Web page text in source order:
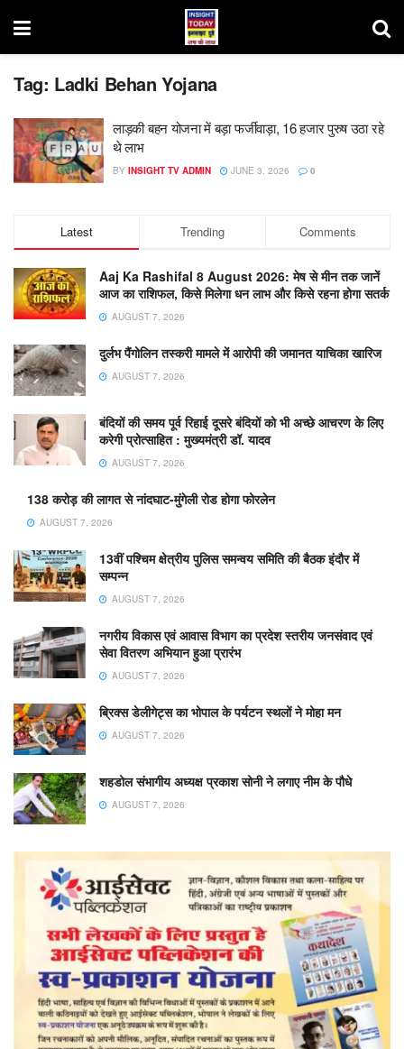
Tag: Ladki Behan Yojana
लाड़की बहन योजना में बड़ा फर्जीवाड़ा, 16 हजार पुरुष उठा रहे
थे लाभ
BY INSIGHT TV ADMIN JUNE 3, 2026 0
Latest Trending Comments
Aaj Ka Rashifal 8 August 2026: मेष से मीन तक जानें
आज का राशिफल, किसे मिलेगा धन लाभ और किसे रहना होगा सतर्क
AUGUST 7, 2026
दुर्लभ पैंगोलिन तस्करी मामले में आरोपी की जमानत याचिका खारिज
AUGUST 7, 2026
बंदियों की समय पूर्व रिहाई दूसरे बंदियों को भी अच्छे आचरण के लिए
करेगी प्रोत्साहित : मुख्यमंत्री डॉ. यादव
AUGUST 7, 2026
138 करोड़ की लागत से नांदघाट-मुंगेली रोड होगा फोरलेन
AUGUST 7, 2026
13वीं पश्चिम क्षेत्रीय पुलिस समन्वय समिति की बैठक इंदौर में
सम्पन्न
AUGUST 7, 2026
नगरीय विकास एवं आवास विभाग का प्रदेश स्तरीय जनसंवाद एवं
सेवा वितरण अभियान हुआ प्रारंभ
AUGUST 7, 2026
ब्रिक्स डेलीगेट्स का भोपाल के पर्यटन स्थलों ने मोहा मन
AUGUST 7, 2026
शहडोल संभागीय अध्यक्ष प्रकाश सोनी ने लगाए नीम के पौधे
AUGUST 7, 2026